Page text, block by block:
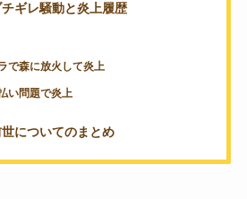
ギレ騒動と炎上履歴
で森に放火して炎上
い問題で炎上
についてのまとめ